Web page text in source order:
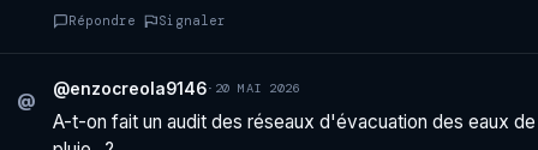
Répondre Signaler
@
@enzocreola9146· 20 MAI 2026
A-t-on fait un audit des réseaux d'évacuation des eaux de